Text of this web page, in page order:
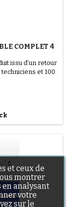
COMPLET 4
issu d’un retour
et 100
MDF, dimensions
et imagination.
et ceux de
montrer
en analysant
votre
sur le